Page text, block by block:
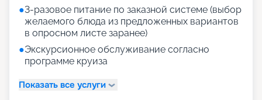
●3-разовое питание по заказной системе (выбор
желаемого блюда из предложенных вариантов
в опросном листе заранее)
●Экскурсионное обслуживание согласно
программе круиза
Показать все услуги